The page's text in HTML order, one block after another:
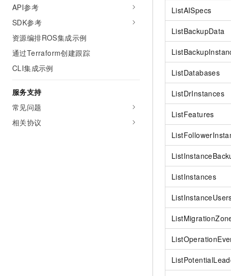
API参考
SDK参考
资源编排ROS集成示例
通过Terraform创建跟踪
CLI集成示例
服务支持
常见问题
相关协议
ListAISpecs
ListBackupData
ListDatabases
ListDrInstances
ListFeatures
ListInstances